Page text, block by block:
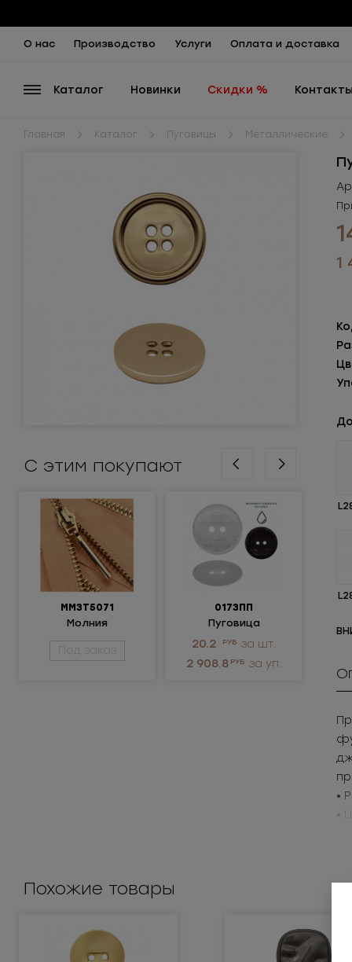
О нас Производство Услуги Оплата и доставка
Каталог Новинки Скидки % Контакты
Главная Каталог Пуговицы Металлические
С этим покупают
ММ3Т5071
Молния
металлическая
неразъемная 3Т
Под заказ
0173ПП
Пуговица
пластиковая
20.2 РУБ за шт.
2 908.8 РУБ за уп.
1
•
•
Похожие товары